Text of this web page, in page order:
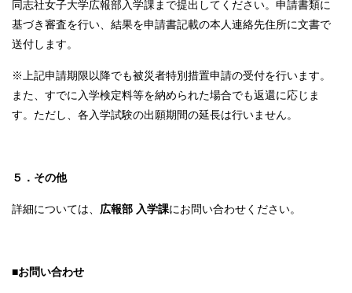
同志社女子大学広報部入学課まで提出してください。申請書類に
基づき審査を行い、結果を申請書記載の本人連絡先住所に文書で
送付します。
※上記申請期限以降でも被災者特別措置申請の受付を行います。
また、すでに入学検定料等を納められた場合でも返還に応じま
す。ただし、各入学試験の出願期間の延長は行いません。
５．その他
詳細については、 広報部 入学課にお問い合わせください。
■お問い合わせ